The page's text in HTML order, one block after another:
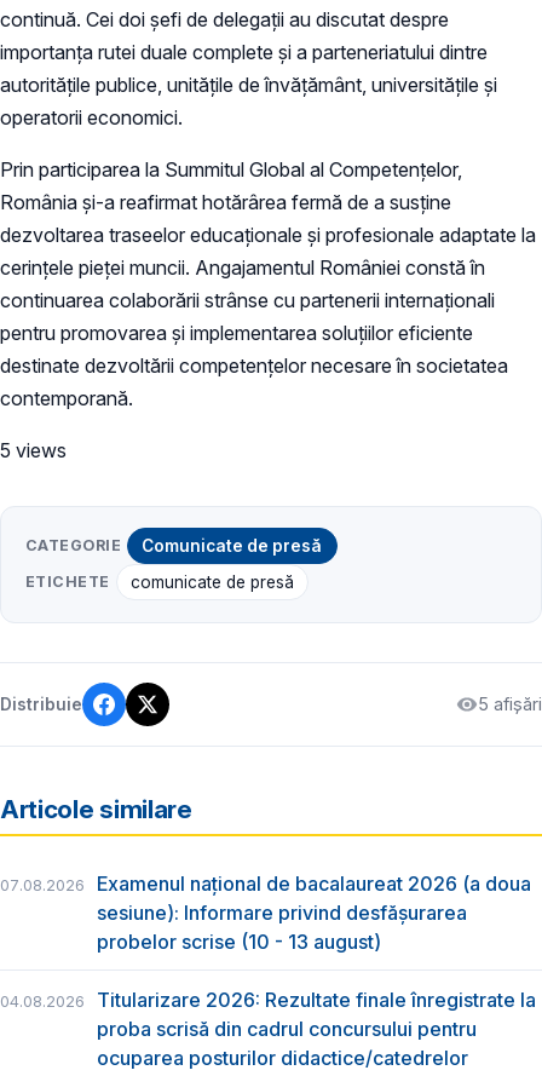
continuă. Cei doi șefi de delegații au discutat despre
importanța rutei duale complete și a parteneriatului dintre
autoritățile publice, unitățile de învățământ, universitățile și
operatorii economici.
Prin participarea la Summitul Global al Competențelor,
România și-a reafirmat hotărârea fermă de a susține
dezvoltarea traseelor educaționale și profesionale adaptate la
cerințele pieței muncii. Angajamentul României constă în
continuarea colaborării strânse cu partenerii internaționali
pentru promovarea și implementarea soluțiilor eficiente
destinate dezvoltării competențelor necesare în societatea
contemporană.
5 views
CATEGORIE Comunicate de presă
ETICHETE comunicate de presă
Distribuie 5 afișări
Articole similare
07.08.2026
Examenul național de bacalaureat 2026 (a doua
sesiune): Informare privind desfășurarea
probelor scrise (10 - 13 august)
04.08.2026
Titularizare 2026: Rezultate finale înregistrate la
proba scrisă din cadrul concursului pentru
ocuparea posturilor didactice/catedrelor